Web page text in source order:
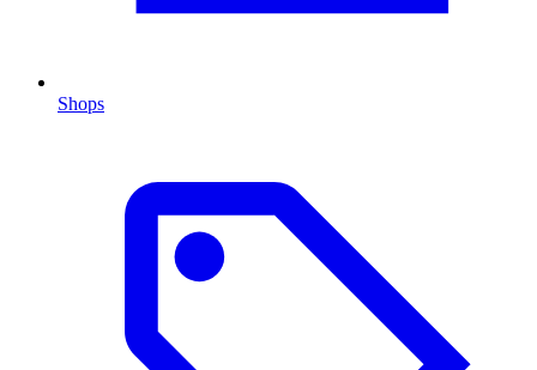
Shops